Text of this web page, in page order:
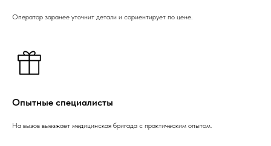
Оператор заранее уточнит детали и сориентирует по цене.
Опытные специалисты
На вызов выезжает медицинская бригада с практическим опытом.